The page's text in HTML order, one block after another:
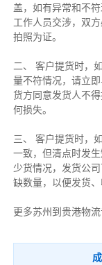
盖，如有异常和不
工作人员交涉，双
拍照为证。
二、 客户提货时，
量不符情况，请立
货方同意发货人不
何损失。
三、 客户提货时，
一致，但清点时发
少货情况，发货公
缺数量，以便发货
更多苏州到贵港物流